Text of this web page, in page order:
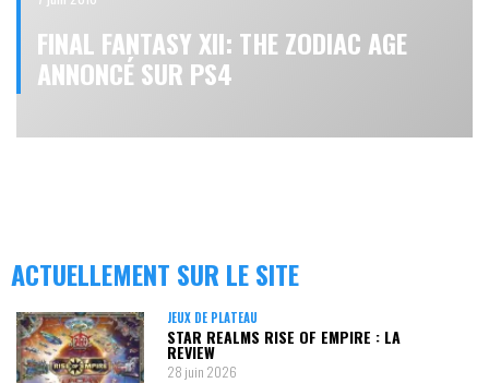
FINAL FANTASY XII: THE ZODIAC AGE
ANNONCÉ SUR PS4
ACTUELLEMENT SUR LE SITE
JEUX DE PLATEAU
STAR REALMS RISE OF EMPIRE : LA
REVIEW
28 juin 2026